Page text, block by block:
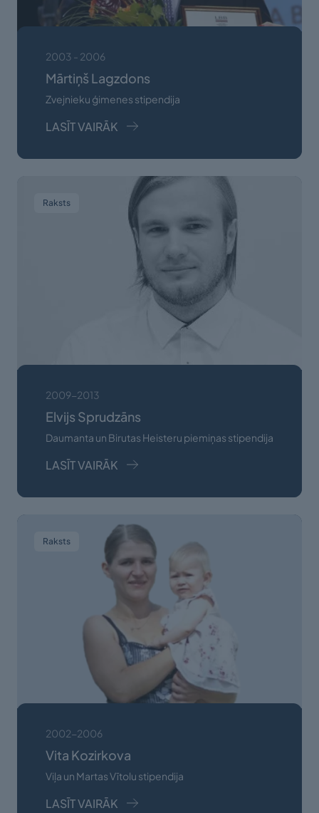
2003 - 2006
Mārtiņš Lagzdons
Zvejnieku ģimenes stipendija
LASĪT VAIRĀK
Raksts
2009-2013
Elvijs Sprudzāns
Daumanta un Birutas Heisteru piemiņas stipendija
LASĪT VAIRĀK
Raksts
2002-2006
Vita Kozirkova
Viļa un Martas Vītolu stipendija
LASĪT VAIRĀK